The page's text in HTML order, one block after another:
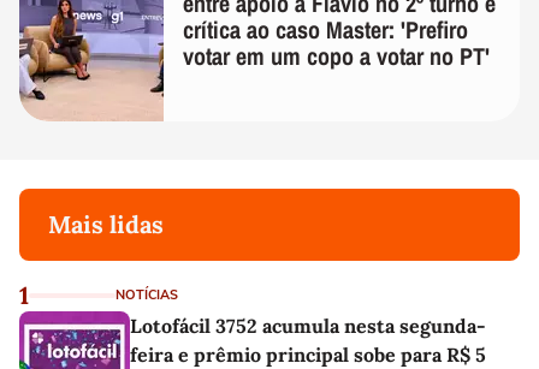
crítica ao caso Master: 'Prefiro
votar em um copo a votar no PT'
Mais lidas
1 NOTÍCIAS
Lotofácil 3752 acumula nesta segunda-
feira e prêmio principal sobe para R$ 5